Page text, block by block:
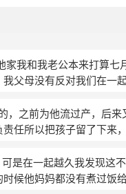
家我和我老公本来打算
父母没有反对我们在一
去银行贷款12万，做
，我爸不同意，但最后
起有任何瓜葛，我很爱
都看不上，就是想和他
，之前为他流过产，后
任所以把孩子留了下来
点喜欢了，我想我的孩
么，他孩子都大了，
是在一起越久我发现这
候他妈妈都没有煮过饭